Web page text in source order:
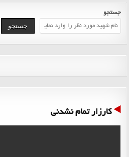
جستجو
جستجو
کارزار تمام نشدنی